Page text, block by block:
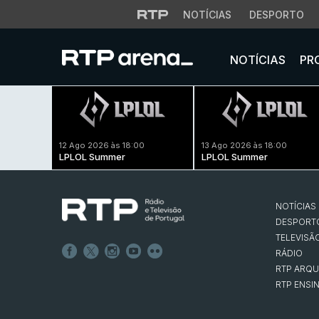
NOTÍCIAS DESPORTO
NOTÍCIAS
12 Ago 2026 às 18:00
LPLOL Summer
13 Ago 2026 às 18:00
LPLOL Summer
NOTÍCIAS
RÁDIO
RTP
RTP